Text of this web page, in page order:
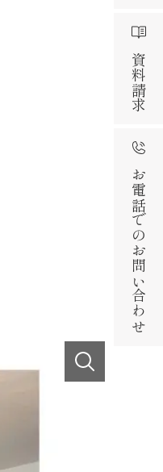
資料請求
お電話でのお問い合わせ